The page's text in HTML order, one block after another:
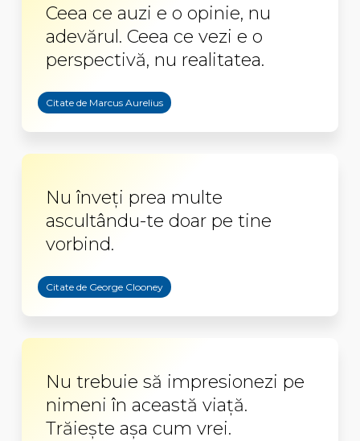
Ceea ce auzi e o opinie, nu
adevărul. Ceea ce vezi e o
perspectivă, nu realitatea.
Citate de Marcus Aurelius
Nu înveţi prea multe
ascultându-te doar pe tine
vorbind.
Citate de George Clooney
Nu trebuie să impresionezi pe
nimeni în această viaţă.
Trăieşte aşa cum vrei.